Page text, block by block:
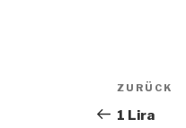
Beitrag
ZURÜCK
1 Lira